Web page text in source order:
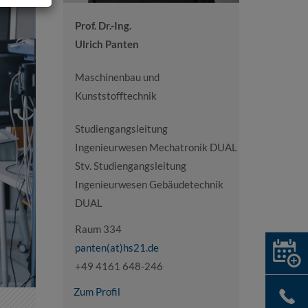
Prof. Dr.-Ing.
Ulrich Panten
Maschinenbau und
Kunststofftechnik
Studiengangsleitung
Ingenieurwesen Mechatronik DUAL
Stv. Studiengangsleitung
Ingenieurwesen Gebäudetechnik
DUAL
Raum 334
panten(at)hs21.de
+49 4161 648-246
Zum Profil